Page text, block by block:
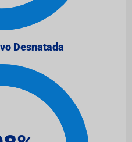
Desnatada